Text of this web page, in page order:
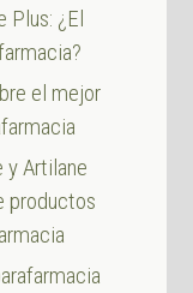
Plus: ¿El
el mejor
y Artilane
productos